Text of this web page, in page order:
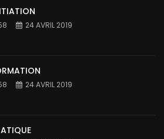
24 AVRIL 2019
24 AVRIL 2019